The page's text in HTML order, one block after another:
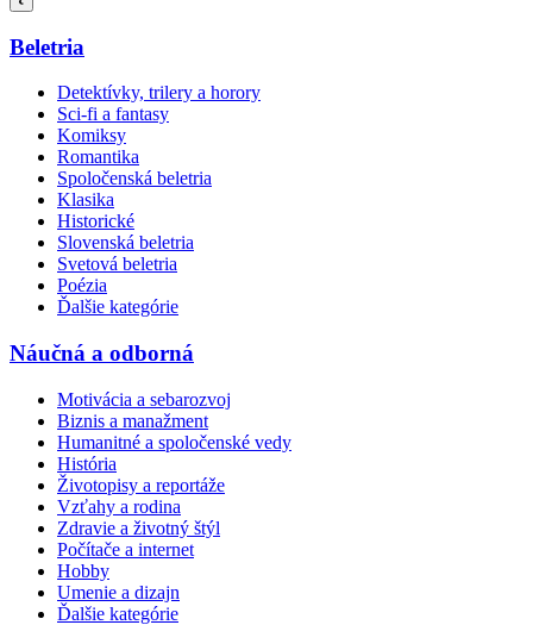
Beletria
Detektívky, trilery a horory
Sci-fi a fantasy
Komiksy
Romantika
Spoločenská beletria
Klasika
Historické
Slovenská beletria
Svetová beletria
Poézia
Ďalšie kategórie
Náučná a odborná
Motivácia a sebarozvoj
Biznis a manažment
Humanitné a spoločenské vedy
História
Životopisy a reportáže
Vzťahy a rodina
Zdravie a životný štýl
Počítače a internet
Hobby
Umenie a dizajn
Ďalšie kategórie